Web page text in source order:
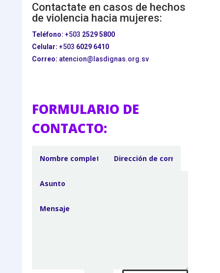
Contactate en casos de hechos
de violencia hacia mujeres:
Teléfono: +503 2529 5800
Celular: +503 6029 6410
Correo: atencion@lasdignas.org.sv
FORMULARIO DE
CONTACTO: